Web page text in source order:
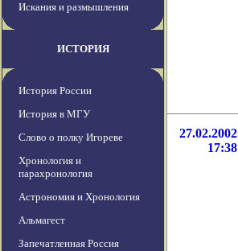
Искания и размышления
ИСТОРИЯ
История России
История в МГУ
Слово о полку Игореве
Хронология и
парахронология
Астрономия и Хронология
Альмагест
Запечатленная Россия
27.02.2002
17:38